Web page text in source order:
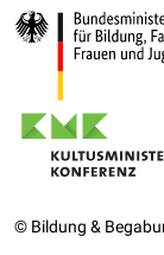
© Bildung &